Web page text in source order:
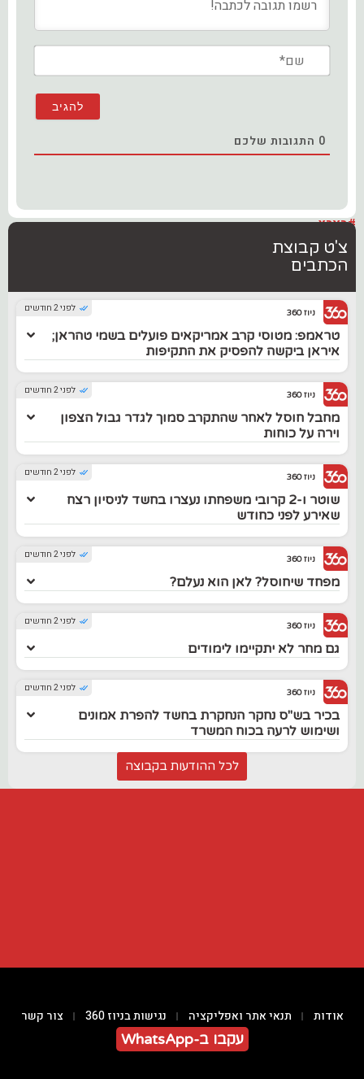
0 התגובות שלכם
#בארץ
צ'ט קבוצת
הכתבים
לפני 2 חודשים ניוז 360
טראמפ: מטוסי קרב אמריקאים פועלים בשמי טהראן;
איראן ביקשה להפסיק את התקיפות
לפני 2 חודשים ניוז 360
מחבל חוסל לאחר שהתקרב סמוך לגדר גבול הצפון
וירה על כוחות
לפני 2 חודשים ניוז 360
שוטר ו-2 קרובי משפחתו נעצרו בחשד לניסיון רצח
שאירע לפני כחודש
לפני 2 חודשים ניוז 360
מפחד שיחוסל? לאן הוא נעלם?
לפני 2 חודשים ניוז 360
גם מחר לא יתקיימו לימודים
לפני 2 חודשים ניוז 360
בכיר בש"ס נחקר הנחקרת בחשד להפרת אמונים
ושימוש לרעה בכוח המשרד
לכל ההודעות בקבוצה
אודות תנאי אתר ואפליקציה נגישות בניוז 360 צור קשר
עקבו ב-WhatsApp